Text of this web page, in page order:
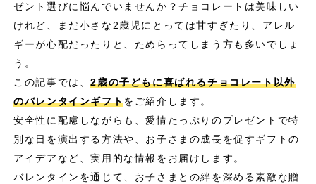
ゼント選びに悩んでいませんか？チョコレートは美味しい
けれど、まだ小さな2歳児にとっては甘すぎたり、アレル
ギーが心配だったりと、ためらってしまう方も多いでしょ
う。
この記事では、2歳の子どもに喜ばれるチョコレート以外
のバレンタインギフトをご紹介します。
安全性に配慮しながらも、愛情たっぷりのプレゼントで特
別な日を演出する方法や、お子さまの成長を促すギフトの
アイデアなど、実用的な情報をお届けします。
バレンタインを通じて、お子さまとの絆を深める素敵な贈